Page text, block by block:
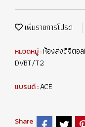
เพิ่มรายการโปรด
หมวดหมู่ :ห้องส่งดิจิตอ
DVBT/T2
แบรนด์ :ACE
Share